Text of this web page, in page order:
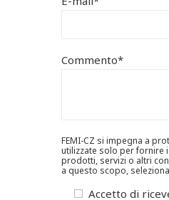
Commento*
FEMI-CZ si impegna a
utilizzate solo per fornire
prodotti, servizi o altri
a questo scopo,
Accetto di